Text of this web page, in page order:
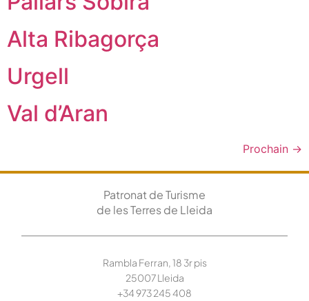
Alta Ribagorça
Urgell
Val d’Aran
Prochain →
Patronat de Turisme
de les Terres de Lleida
Rambla Ferran, 18 3r pis
25007 Lleida
+34 973 245408